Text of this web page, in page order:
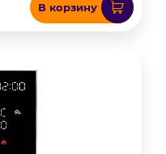
В корзину